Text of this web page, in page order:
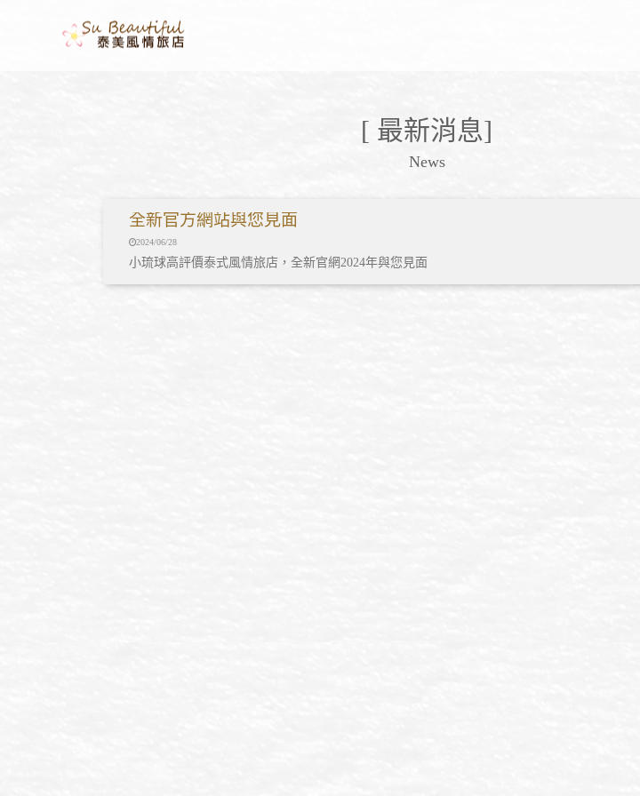
[ 最新消息]
News
全新官方網站與您見面
2024/06/28
小琉球高評價泰式風情旅店，全新官網2024年與您見面